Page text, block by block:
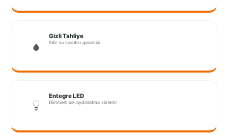
Gizli Tahliye
Sıfır su sızıntısı garantisi
Entegre LED
Dimmerli şık aydınlatma sistemi
Manisa
Muğla
Port